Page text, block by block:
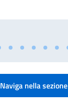
Naviga nella sezione